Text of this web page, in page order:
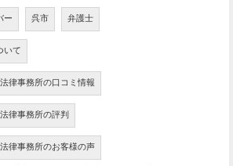
ー 呉市 弁護士
いて
律事務所の口コミ情報
律事務所の評判
律事務所のお客様の声